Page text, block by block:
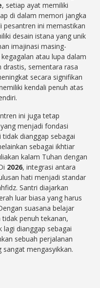
, setiap ayat memiliki
di dalam memori jangka
pesantren ini memastikan
desain istana yang unik
imajinasi masing-
atau lupa dalam
sementara rasa
secara signifikan
kendali penuh atas
ini juga tetap
menjadi fondasi
dianggap sebagai
sebagai ikhtiar
kalam Tuhan dengan
2026, integrasi antara
hati menjadi standar
Santri diajarkan
luar biasa yang harus
suasana belajar
penuh tekanan,
dianggap sebagai
sebuah perjalanan
mengasyikkan.